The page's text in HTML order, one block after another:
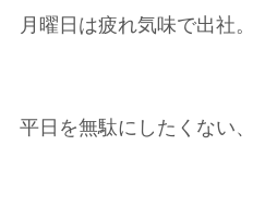
月曜日は疲れ気味で出社。
平日を無駄にしたくない